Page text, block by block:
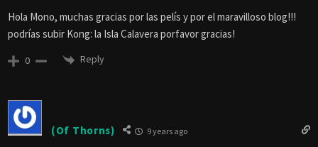
Hola Mono, muchas gracias por las pelís y por el maravilloso blog!!!
podrías subir Kong: la Isla Calavera porfavor gracias!
0 Reply
(Of Thorns) 9 years ago